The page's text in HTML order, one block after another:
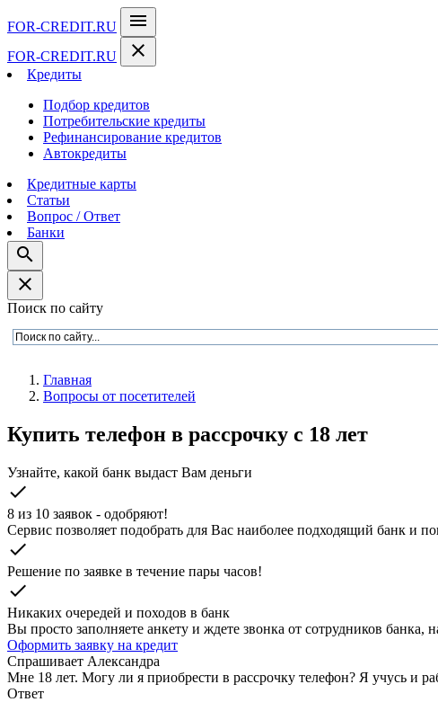
FOR-CREDIT.RU menu
FOR-CREDIT.RU close
Кредиты
Подбор кредитов
Потребительские кредиты
Рефинансирование кредитов
Автокредиты
Кредитные карты
Статьи
Вопрос / Ответ
Банки
search
close
Поиск по сайту
Главная
Вопросы от посетителей
Купить телефон в рассрочку с 18 лет
Узнайте, какой банк выдаст Вам деньги
check
8 из 10 заявок - одобряют!
Cервис позволяет подобрать для Вас наиболее подходящий банк и
check
Решение по заявке в течение пары часов!
check
Никаких очередей и походов в банк
Вы просто заполняете анкету и ждете звонка от сотрудников банка,
Оформить заявку на кредит
Спрашивает Александра
Мне 18 лет. Могу ли я приобрести в рассрочку телефон? Я учусь и
Ответ